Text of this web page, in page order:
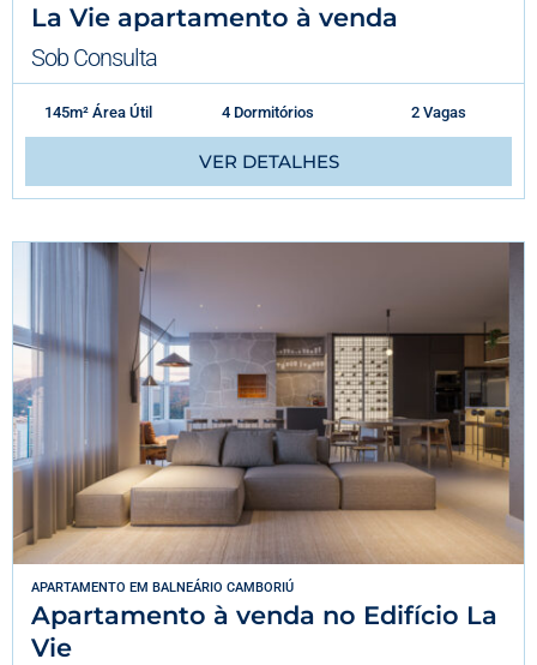
La Vie apartamento à venda
Sob Consulta
145m² Área Útil 4 Dormitórios 2 Vagas
VER DETALHES
APARTAMENTO EM BALNEÁRIO CAMBORIÚ
Apartamento à venda no Edifício La
Vie